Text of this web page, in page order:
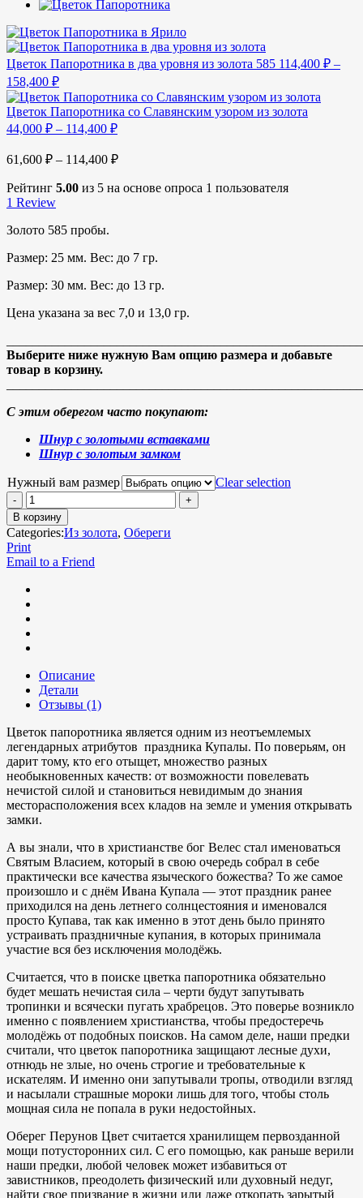
Цветок Папоротника в два уровня из золота 585 114,400 ₽ –
158,400 ₽
Цветок Папоротника со Славянским узором из золота
44,000 ₽ – 114,400 ₽
61,600 ₽ – 114,400 ₽
Рейтинг 5.00 из 5 на основе опроса 1 пользователя
1 Review
Золото 585 пробы.
Размер: 25 мм. Вес: до 7 гр.
Размер: 30 мм. Вес: до 13 гр.
Цена указана за вес 7,0 и 13,0 гр.
Выберите ниже нужную Вам опцию размера и добавьте
товар в корзину.
С этим оберегом часто покупают:
Шнур с золотыми вставками
Шнур с золотым замком
Нужный вам размер Clear selection
В корзину
Categories:Из золота, Обереги
Print
Email to a Friend
Описание
Детали
Отзывы (1)
Цветок папоротника является одним из неотъемлемых
легендарных атрибутов праздника Купалы. По поверьям, он
дарит тому, кто его отыщет, множество разных
необыкновенных качеств: от возможности повелевать
нечистой силой и становиться невидимым до знания
месторасположения всех кладов на земле и умения открывать
замки.
А вы знали, что в христианстве бог Велес стал именоваться
Святым Власием, который в свою очередь собрал в себе
практически все качества языческого божества? То же самое
произошло и с днём Ивана Купала — этот праздник ранее
приходился на день летнего солнцестояния и именовался
просто Купава, так как именно в этот день было принято
устраивать праздничные купания, в которых принимала
участие вся без исключения молодёжь.
Считается, что в поиске цветка папоротника обязательно
будет мешать нечистая сила – черти будут запутывать
тропинки и всячески пугать храбрецов. Это поверье возникло
именно с появлением христианства, чтобы предостеречь
молодёжь от подобных поисков. На самом деле, наши предки
считали, что цветок папоротника защищают лесные духи,
отнюдь не злые, но очень строгие и требовательные к
искателям. И именно они запутывали тропы, отводили взгляд
и насылали страшные мороки лишь для того, чтобы столь
мощная сила не попала в руки недостойных.
Оберег Перунов Цвет считается хранилищем первозданной
мощи потусторонних сил. С его помощью, как раньше верили
наши предки, любой человек может избавиться от
завистников, преодолеть физический или духовный недуг,
найти свое призвание в жизни или даже откопать зарытый